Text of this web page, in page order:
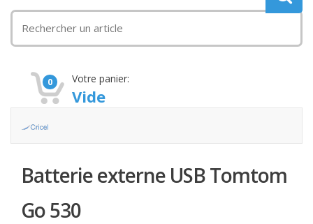
0 Votre panier:
Vide
Batterie externe USB Tomtom
Go 530